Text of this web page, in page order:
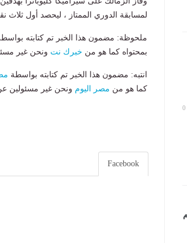
0
لمسابقة الدوري الممتاز ، ليحصد أول
ملحوظة: مضمون هذا الخبر تم كتابته
بمحتواه كما هو من خبرك نت ونحن غير
انتبه: مضمون هذا الخبر تم كتابته بواسطة
كما هو من مصر اليوم ونحن غير مسئولين
Facebook